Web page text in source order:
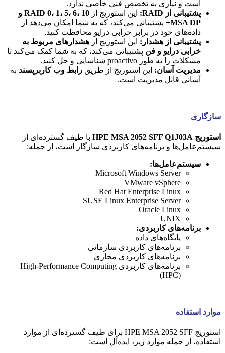
است و نیازی به تخصص فنی خاصی ندارد.
پشتیبانی از RAID:
این استوریج از
RAID 0، 1، 5، 6، 10 و
MSA DP+
پشتیبانی می‌کند، که به شما امکان می‌دهد از
داده‌های خود در برابر خرابی درایو محافظت کنید.
پشتیبانی از هشدار: این استوریج از هشدارهای مربوط به
خرابی درایو و فن پشتیبانی می‌کند، که به شما کمک می‌کند تا
مشکلات را به طور proactivo شناسایی و حل کنید.
مدیریت آسان: این استوریج از طریق رابط وب کاربرپسند به
آسانی قابل مدیریت است.
سازگاری
استوریج HPE MSA 2052 SFF Q1J03A
با طیف گسترده‌ای از
سیستم‌عامل‌ها و برنامه‌های کاربردی سازگار است، از جمله:
سیستم‌عامل‌ها:
Microsoft Windows Server
VMware vSphere
Red Hat Enterprise Linux
SUSE Linux Enterprise Server
Oracle Linux
UNIX
برنامه‌های کاربردی:
پایگاه‌های داده
برنامه‌های کاربردی سازمانی
برنامه‌های کاربردی مجازی
برنامه‌های کاربردی High-Performance Computing
(HPC)
موارد استفاده
استوریج HPE MSA 2052 SFF برای طیف گسترده‌ای از موارد
استفاده، از جمله موارد زیر، ایده‌آل است: